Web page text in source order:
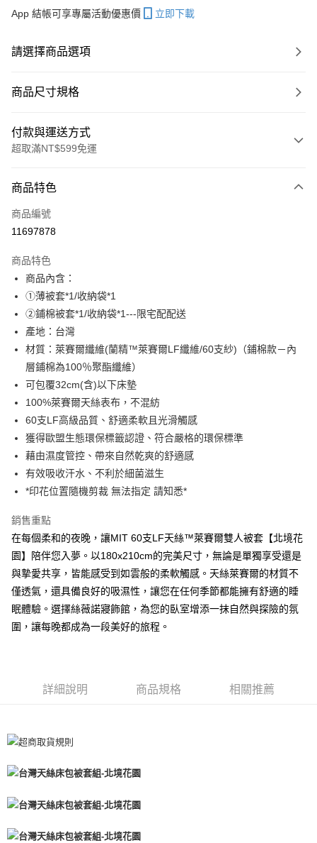
App 結帳可享專屬活動優惠價 立即下載
請選擇商品選項
商品尺寸規格
付款與運送方式
超取滿NT$599免運
信用卡一次付款
超商取貨付款
Apple Pay
街口支付
悠遊付
全盈+PAY
ATM付款
運送方式
全家取貨付款
每筆NT$60，滿NT$599(含以上)免運費
付款後全家取貨
7-11取貨付款
每筆NT$60
離島7-11取貨付款
每筆NT$60
商品特色
商品編號
11697878
商品特色
商品內含：
①薄被套*1/收納袋*1
②鋪棉被套*1/收納袋*1---限宅配配送
產地：台灣
材質：萊賽爾纖維(蘭精™萊賽爾LF纖維/60支紗)（鋪棉款－內
層鋪棉為100％聚酯纖維）
可包覆32cm(含)以下床墊
100%萊賽爾天絲表布，不混紡
60支LF高級品質、舒適柔軟且光滑觸感
獲得歐盟生態環保標籤認證、符合嚴格的環保標準
藉由濕度管控、帶來自然乾爽的舒適感
有效吸收汗水、不利於細菌滋生
*印花位置隨機剪裁 無法指定 請知悉*
銷售重點
在每個柔和的夜晚，讓MIT 60支LF天絲™萊賽爾雙人被套【北境花
園】陪伴您入夢。以180x210cm的完美尺寸，無論是單獨享受還是
與摯愛共享，皆能感受到如雲般的柔軟觸感。天絲萊賽爾的材質不
僅透氣，還具備良好的吸濕性，讓您在任何季節都能擁有舒適的睡
眠體驗。選擇絲薇諾寢飾館，為您的臥室增添一抹自然與探險的氛
圍，讓每晚都成為一段美好的旅程。
詳細說明 商品規格 相關推薦